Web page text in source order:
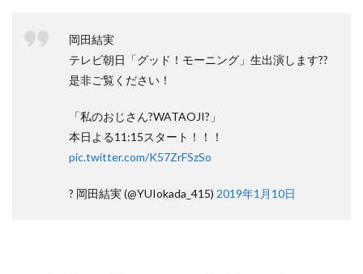
岡田結実
テレビ朝日「グッド！モーニング」生出演します??
是非ご覧ください！
「私のおじさん?WATAOJI?」
本日よる11:15スタート！！！
pic.twitter.com/K57ZrFSzSo
? 岡田結実 (@YUIokada_415) 2019年1月10日